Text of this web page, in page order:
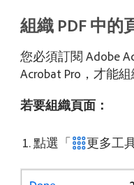
組織 PDF 中的
您必須訂閱 Adobe
Acrobat Pro，才能組
若要組織頁面：
點選「 更多工